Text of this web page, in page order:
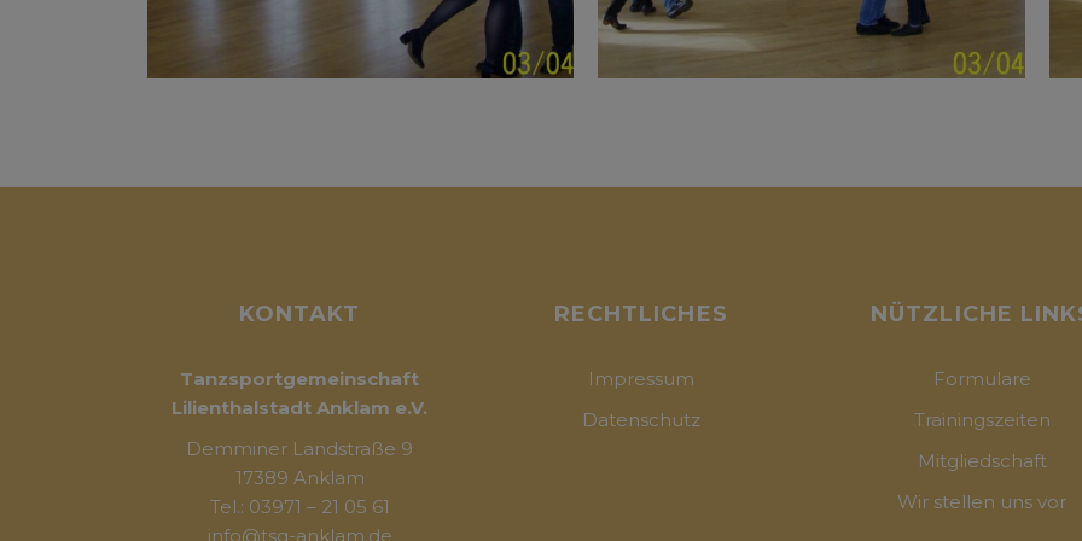
KONTAKT
Tanzsportgemeinschaft
Lilienthalstadt Anklam e.V.
Demminer Landstraße 9
17389 Anklam
Tel.: 03971 – 21 05 61
info@tsg-anklam.de
RECHTLICHES
Impressum
Datenschutz
NÜTZLICHE
Formulare
Trainingszeiten
Mitgliedschaft
Wir stellen uns vor